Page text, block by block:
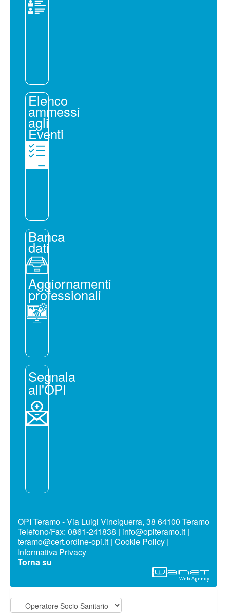
Elenco
ammessi
agli
Eventi
Banca
dati
Aggiornamenti
professionali
Segnala
all'OPI
OPI Teramo - Via Luigi Vinciguerra, 38 64100 Teramo
Telefono/Fax: 0861-241838 | info@opiteramo.it |
teramo@cert.ordine-opi.it | Cookie Policy |
Informativa Privacy
Torna su
Operatore Socio Sanitario